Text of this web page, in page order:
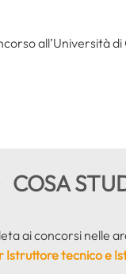
all’Università di
COSA
ai concorsi nelle
Istruttore tecnico e